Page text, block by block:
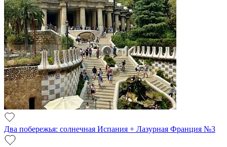
Два побережья: солнечная Испания + Лазурная Франция №3